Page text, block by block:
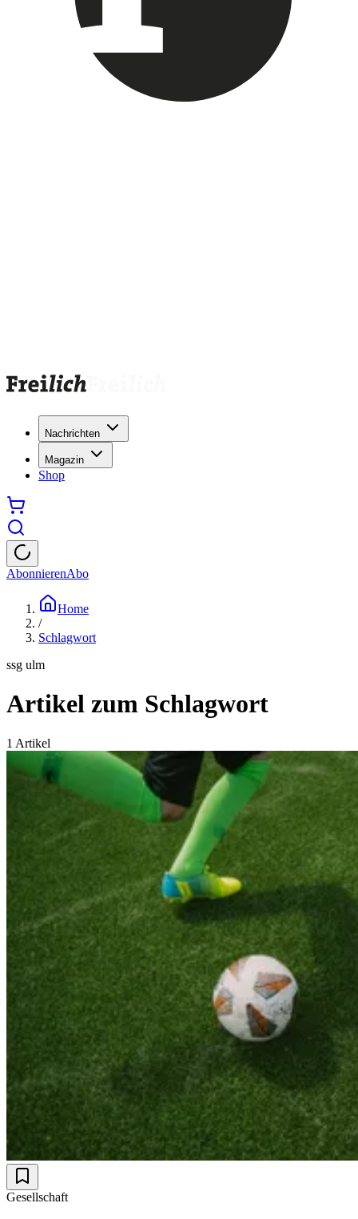
Nachrichten
Magazin
Shop
AbonnierenAbo
Home
/
Schlagwort
ssg ulm
Artikel zum Schlagwort
1 Artikel
Gesellschaft